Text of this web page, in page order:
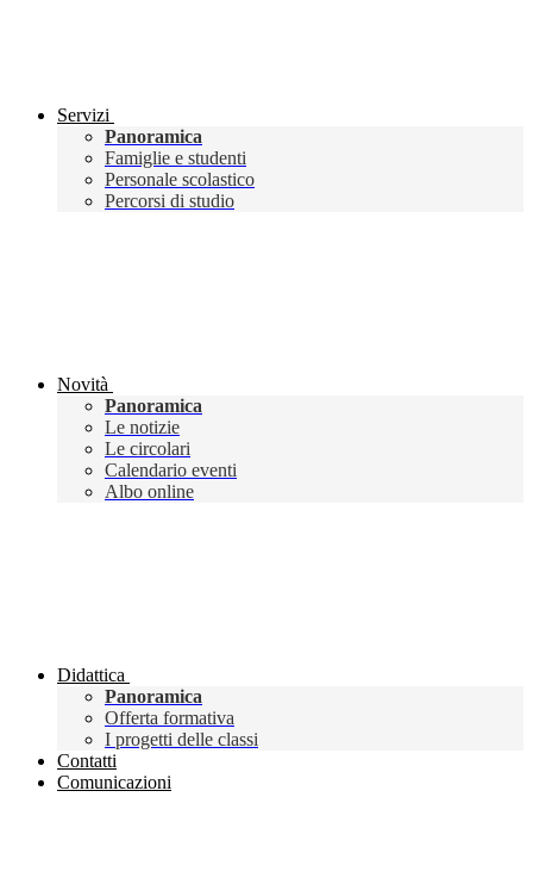
Servizi
Panoramica
Famiglie e studenti
Personale scolastico
Percorsi di studio
Novità
Panoramica
Le notizie
Le circolari
Calendario eventi
Albo online
Didattica
Panoramica
Offerta formativa
I progetti delle classi
Contatti
Comunicazioni